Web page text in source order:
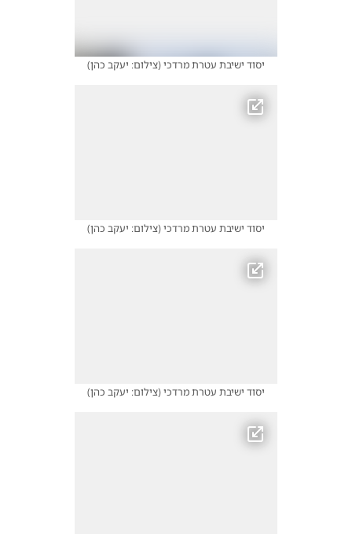
יסוד ישיבת עטרת מרדכי(צילום: יעקב כהן)
יסוד ישיבת עטרת מרדכי(צילום: יעקב כהן)
יסוד ישיבת עטרת מרדכי(צילום: יעקב כהן)